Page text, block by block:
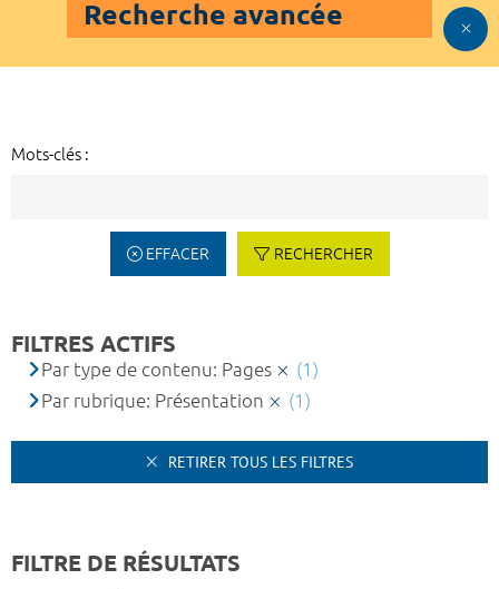
Recherche avancée
Mots-clés :
EFFACER RECHERCHER
FILTRES ACTIFS
Par type de contenu: Pages
(1)
Par rubrique: Présentation
(1)
RETIRER TOUS LES FILTRES
FILTRE DE RÉSULTATS